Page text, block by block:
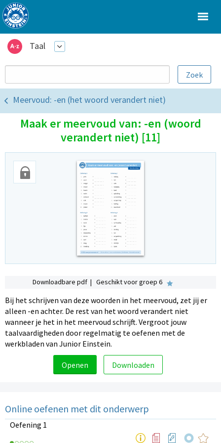
Taal
Meervoud: -en (het woord verandert niet)
Maak er meervoud van: -en (woord
verandert niet) [11]
Downloadbare pdf | Geschikt voor groep 6
Bij het schrijven van deze woorden in het meervoud, zet jij er
alleen -en achter. De rest van het woord verandert niet
wanneer je het in het meervoud schrijft. Vergroot jouw
taalvaardigheden door regelmatig te oefenen met de
werkbladen van Junior Einstein.
Openen Downloaden
Online oefenen met dit onderwerp
Oefening 1